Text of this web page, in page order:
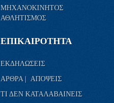
ΜΗΧΑΝΟΚΙΝΗΤΟΣ
ΑΘΛΗΤΙΣΜΟΣ
ΕΠΙΚΑΙΡΟΤΗΤΑ
ΕΚΔΗΛΩΣΕΙΣ
ΑΡΘΡΑ | ΑΠΟΨΕΙΣ
ΤΙ ΔΕΝ ΚΑΤΑΛΑΒΑΙΝΕΙΣ